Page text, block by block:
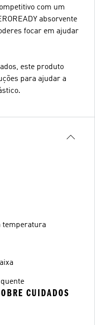
com um
absorvente
focar em ajudar
este produto
para ajudar a
temperatura
CUIDADOS